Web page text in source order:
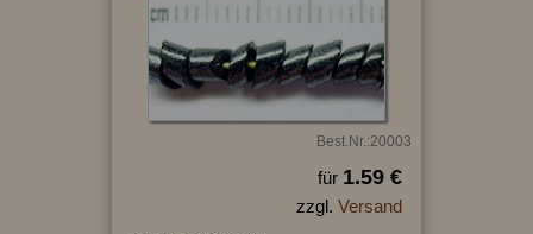
Best.Nr.:20003
für 1.59 €
zzgl. Versand